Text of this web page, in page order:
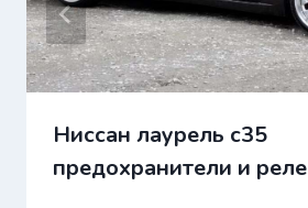
Ниссан лаурель c35
предохранители и реле